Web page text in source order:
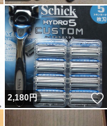
いいね！
2,180円